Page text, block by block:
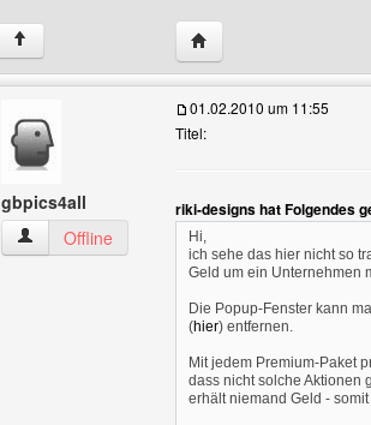
↑ Website dieses
gbpics4all
gbpics4all Benutzer-Profile anzeigen
Offline
01.02.2010 um 11:55
Titel:
riki-designs hat Folgendes
Hi,
ich sehe das hier nicht so
Geld um ein Unternehmen
Die Popup-Fenster kann
(hier) entfernen.
Mit jedem Premium-Paket
dass nicht solche Aktionen
erhält niemand Geld -